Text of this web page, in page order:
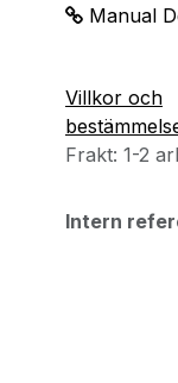
Manual
Villkor och
Frakt: 1-2
Intern